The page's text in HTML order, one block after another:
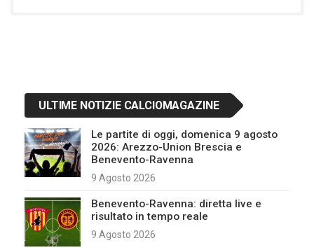
ULTIME NOTIZIE CALCIOMAGAZINE
Le partite di oggi, domenica 9 agosto
2026: Arezzo-Union Brescia e
Benevento-Ravenna
9 Agosto 2026
Benevento-Ravenna: diretta live e
risultato in tempo reale
9 Agosto 2026